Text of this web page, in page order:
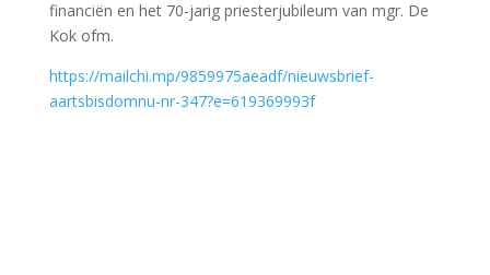
financiën en het 70-jarig priesterjubileum van mgr. De
Kok ofm.
https://mailchi.mp/9859975aeadf/nieuwsbrief-
aartsbisdomnu-nr-347?e=619369993f